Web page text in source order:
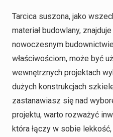
Tarcica suszona, jako
materiał budowlany,
nowoczesnym
właściwościom, może być
wewnętrznych projektach
dużych konstrukcjach
zastanawiasz się nad
projektu, warto rozważyć
która łączy w sobie